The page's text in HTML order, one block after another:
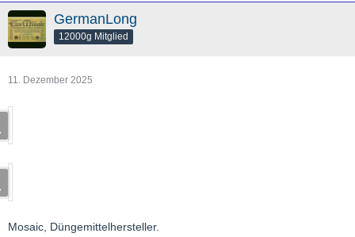
GermanLong
12000g Mitglied
11. Dezember 2025
Mosaic, Düngemittelhersteller.